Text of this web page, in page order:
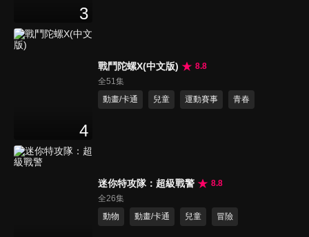
3
4
戰鬥陀螺X(中文版)
8.8
全51集
動畫/卡通
兒童 運動賽事 青春
迷你特攻隊：超級戰警
8.8
全26集
動物
動畫/卡通 兒童 冒險